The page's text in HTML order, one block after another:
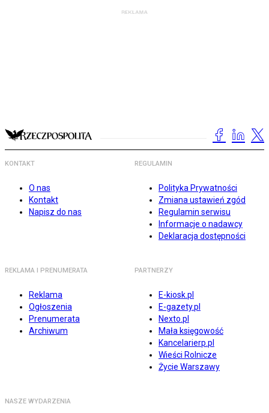
KONTAKT
O nas
Kontakt
Napisz do nas
REGULAMIN
Polityka Prywatności
Zmiana ustawień zgód
Regulamin serwisu
Informacje o nadawcy
Deklaracja dostępności
REKLAMA I PRENUMERATA
Reklama
Ogłoszenia
Prenumerata
Archiwum
PARTNERZY
E-kiosk.pl
E-gazety.pl
Nexto.pl
Mała księgowość
Kancelarierp.pl
Wieści Rolnicze
Życie Warszawy
NASZE WYDARZENIA